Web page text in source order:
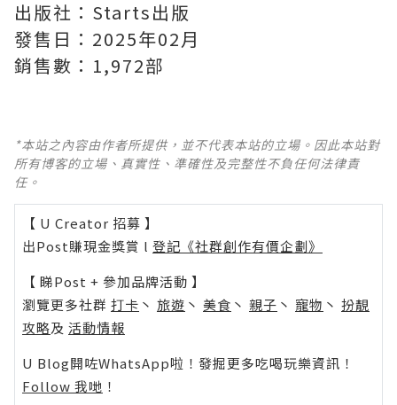
出版社：Starts出版
發售日：2025年02月
銷售數：1,972部
*本站之內容由作者所提供，並不代表本站的立場。因此本站對
所有博客的立場、真實性、準確性及完整性不負任何法律責
任。
【 U Creator 招募 】
出Post賺現金獎賞 l 登記《社群創作有價企劃》
【 睇Post + 參加品牌活動 】
瀏覽更多社群 打卡 丶 旅遊 丶 美食 丶 親子 丶 寵物 丶 扮靚
攻略及 活動情報
U Blog開咗WhatsApp啦！發掘更多吃喝玩樂資訊！
Follow 我哋 ！